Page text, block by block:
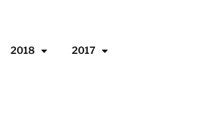
2018 2017